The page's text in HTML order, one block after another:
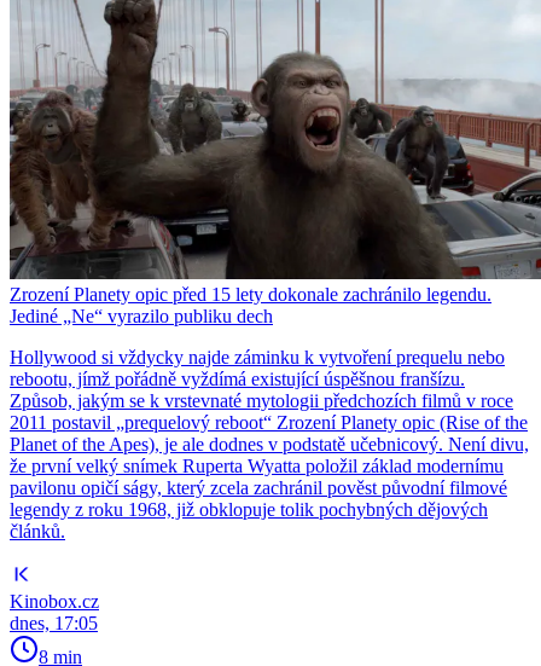
Zrození Planety opic před 15 lety dokonale zachránilo legendu.
Jediné „Ne“ vyrazilo publiku dech
Hollywood si vždycky najde záminku k vytvoření prequelu nebo
rebootu, jímž pořádně vyždímá existující úspěšnou franšízu.
Způsob, jakým se k vrstevnaté mytologii předchozích filmů v roce
2011 postavil „prequelový reboot“ Zrození Planety opic (Rise of the
Planet of the Apes), je ale dodnes v podstatě učebnicový. Není divu,
že první velký snímek Ruperta Wyatta položil základ modernímu
pavilonu opičí ságy, který zcela zachránil pověst původní filmové
legendy z roku 1968, již obklopuje tolik pochybných dějových
článků.
Kinobox.cz
dnes, 17:05
8 min